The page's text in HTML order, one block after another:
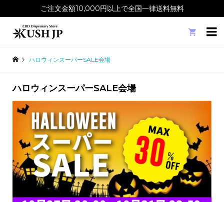
ご注文金額10,000円以上で全国一律送料無料

ハロウィンスーパーSALE会場
ハロウィンスーパーSALE会場